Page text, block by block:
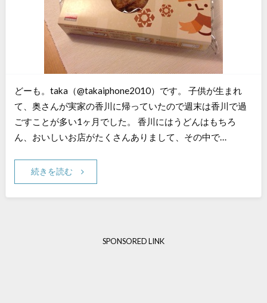
どーも。taka（@takaiphone2010）です。 子供が生まれ
て、奥さんが実家の香川に帰っていたので週末は香川で過
ごすことが多い1ヶ月でした。 香川にはうどんはもちろ
ん、おいしいお店がたくさんありまして、その中で…
続きを読む
SPONSORED LINK